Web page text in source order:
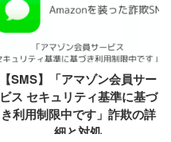
【SMS】「アマゾン会員サー
ビス セキュリティ基準に基づ
き利用制限中です」詐欺の詳
細と対処